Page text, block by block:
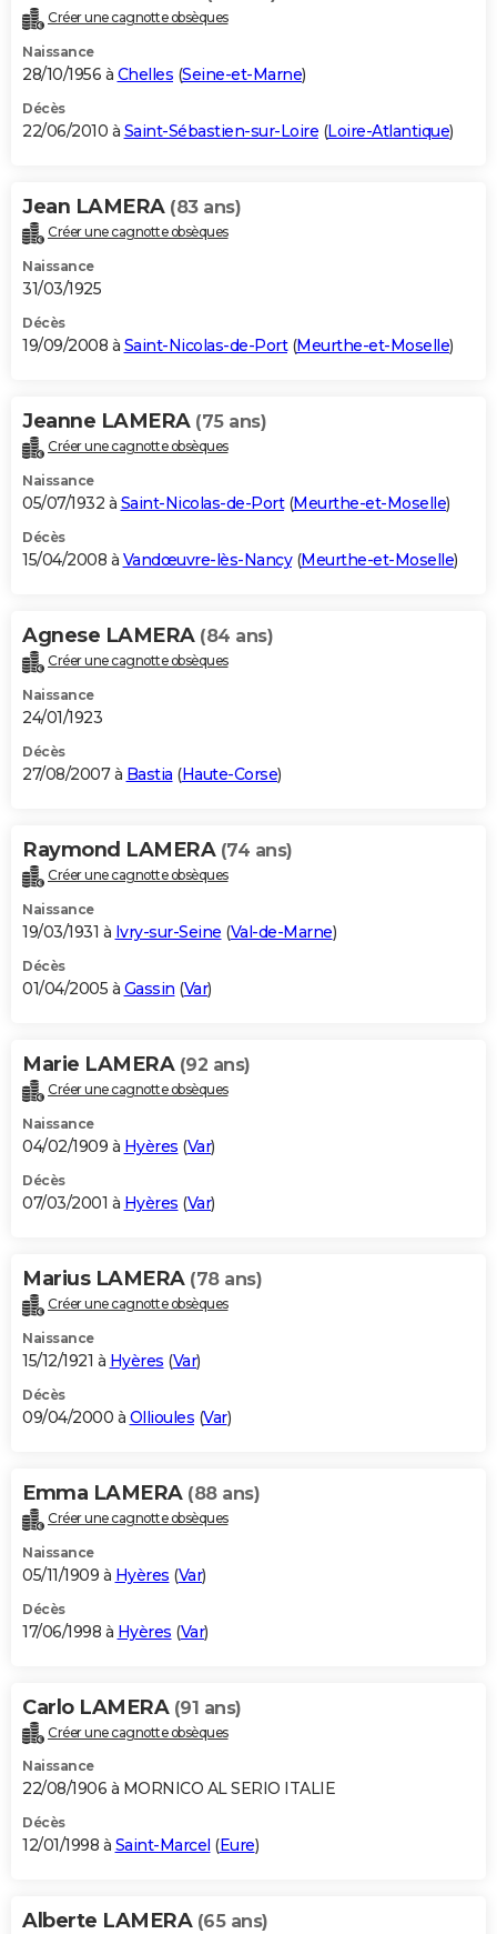
Créer une cagnotte obsèques
Naissance
28/10/1956 à Chelles (Seine-et-Marne)
Décès
22/06/2010 à Saint-Sébastien-sur-Loire (Loire-Atlantique)
Jean LAMERA (83 ans)
Créer une cagnotte obsèques
Naissance
31/03/1925
Décès
19/09/2008 à Saint-Nicolas-de-Port(Meurthe-et-Moselle)
Jeanne LAMERA (75 ans)
Créer une cagnotte obsèques
Naissance
05/07/1932 à Saint-Nicolas-de-Port(Meurthe-et-Moselle)
Décès
15/04/2008 à Vandœuvre-lès-Nancy(Meurthe-et-Moselle)
Agnese LAMERA (84 ans)
Créer une cagnotte obsèques
Naissance
24/01/1923
Décès
27/08/2007 à Bastia (Haute-Corse)
Raymond LAMERA (74 ans)
Créer une cagnotte obsèques
Naissance
19/03/1931 à Ivry-sur-Seine (Val-de-Marne)
Décès
01/04/2005 à Gassin (Var)
Marie LAMERA (92 ans)
Créer une cagnotte obsèques
Naissance
04/02/1909 à Hyères (Var)
Décès
07/03/2001 à Hyères (Var)
Marius LAMERA (78 ans)
Créer une cagnotte obsèques
Naissance
15/12/1921 à Hyères (Var)
Décès
09/04/2000 à Ollioules (Var)
Emma LAMERA (88 ans)
Créer une cagnotte obsèques
Naissance
05/11/1909 à Hyères (Var)
Décès
17/06/1998 à Hyères (Var)
Carlo LAMERA (91 ans)
Créer une cagnotte obsèques
Naissance
22/08/1906 à MORNICO AL SERIO ITALIE
Décès
12/01/1998 à Saint-Marcel (Eure)
Alberte LAMERA (65 ans)